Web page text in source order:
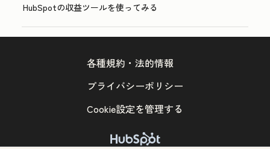
HubSpotの収益ツールを使ってみる
各種規約・法的情報
プライバシーポリシー
Cookie設定を管理する